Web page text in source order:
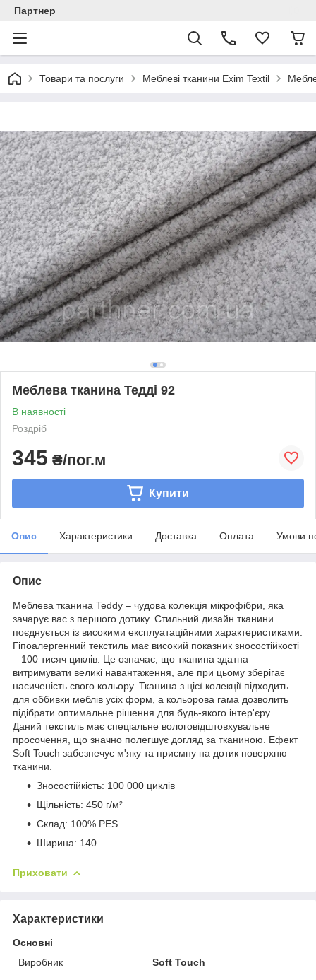
Партнер
Товари та послуги Меблеві тканини Exim Textil
Меблева тканина Тедді 92
В наявності
Роздріб
345 ₴/пог.м
Купити
Опис Характеристики Доставка Оплата Умови
Опис
Меблева тканина Teddy – чудова колекція мікрофібри, яка
зачарує вас з першого дотику. Стильний дизайн тканини
поєднується із високими експлуатаційними характеристиками.
Гіпоалергенний текстиль має високий показник зносостійкості
– 100 тисяч циклів. Це означає, що тканина здатна
витримувати великі навантаження, але при цьому зберігає
насиченість свого кольору. Тканина з цієї колекції підходить
для оббивки меблів усіх форм, а кольорова гама дозволить
підібрати оптимальне рішення для будь-якого інтер'єру.
Даний текстиль має спеціальне вологовідштовхувальне
просочення, що значно полегшує догляд за тканиною. Ефект
Soft Touch забезпечує м'яку та приємну на дотик поверхню
тканини.
Зносостійкість: 100 000 циклів
Щільність: 450 г/м²
Склад: 100% PES
Ширина: 140
Приховати
Характеристики
Основні
Виробник
Soft Touch